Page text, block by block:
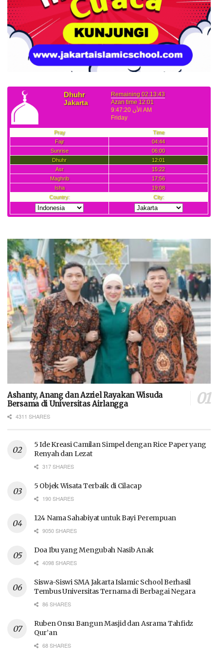
Ashanty, Anang dan Azriel Rayakan Wisuda
Bersama di Universitas Airlangga
4311 SHARES
5 Ide Kreasi Camilan Simpel dengan Rice Paper yang
Renyah dan Lezat
317 SHARES
5 Objek Wisata Terbaik di Cilacap
190 SHARES
124 Nama Sahabiyat untuk Bayi Perempuan
9050 SHARES
Doa Ibu yang Mengubah Nasib Anak
4098 SHARES
Siswa-Siswi SMA Jakarta Islamic School Berhasil
Tembus Universitas Ternama di Berbagai Negara
86 SHARES
Ruben Onsu Bangun Masjid dan Asrama Tahfidz
Qur’an
68 SHARES